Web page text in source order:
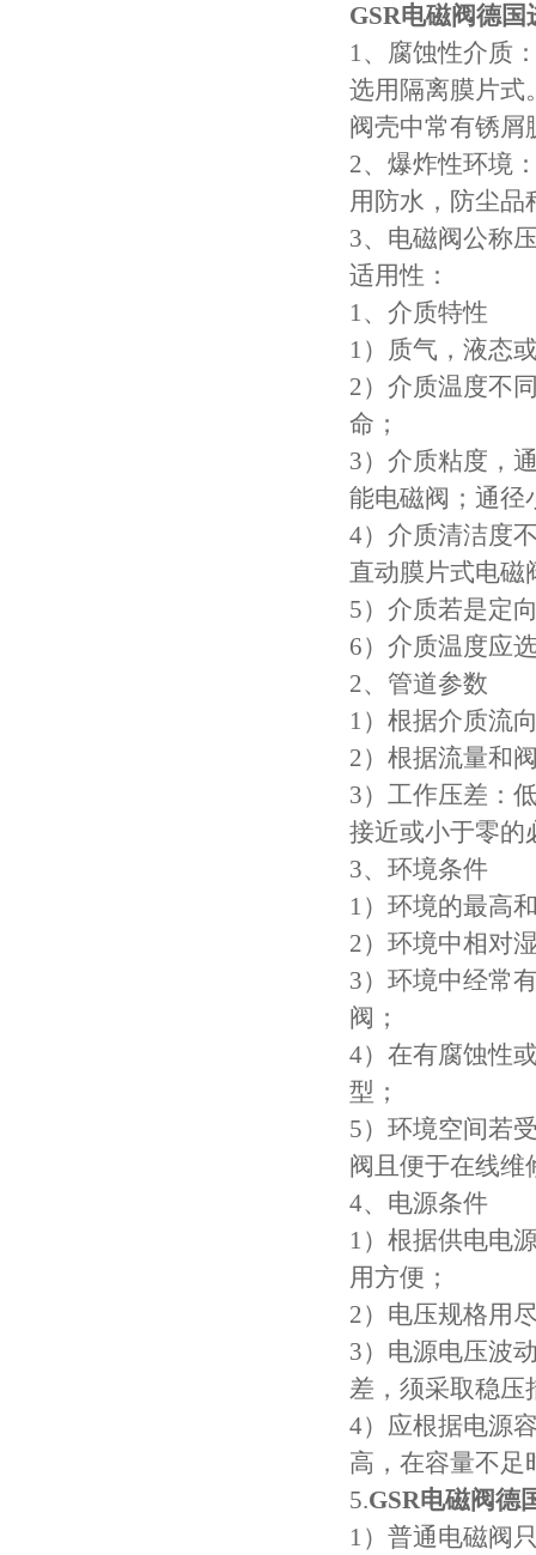
GSR电磁阀德国
1、腐蚀性介质
选用隔离膜片式
阀壳中常有锈屑
2、爆炸性环境
用防水，防尘品
3、电磁阀公称
适用性：
1、介质特性
1）质气，液态
2）介质温度不
命；
3）介质粘度，
能电磁阀；通径
4）介质清洁度
直动膜片式电磁
5）介质若是定
6）介质温度应
2、管道参数
1）根据介质流
2）根据流量和
3）工作压差：
接近或小于零的
3、环境条件
1）环境的最高
2）环境中相对
3）环境中经常
阀；
4）在有腐蚀性
型；
5）环境空间若
阀且便于在线维
4、电源条件
1）根据供电电
用方便；
2）电压规格用
3）电源电压波
差，须采取稳压
4）应根据电源
高，在容量不足
5.GSR电磁阀德
1）普通电磁阀